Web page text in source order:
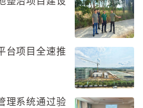
台项目全速推
理系统通过验